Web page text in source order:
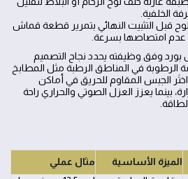
الخلفية.
اللوح قبل التثبيت النهائي بتمرير قطعة قماش
عدم امتصاصها بسرعة.
بورد وفق وظيفته يحدد نجاح التصميم
في المناطق الرطبة مثل المطابخ
الجبس المقاوم للحريق في أماكن
بينما يعزز العزل الصوتي والحراري راحة
الميزة الأساسية
مثال عملي